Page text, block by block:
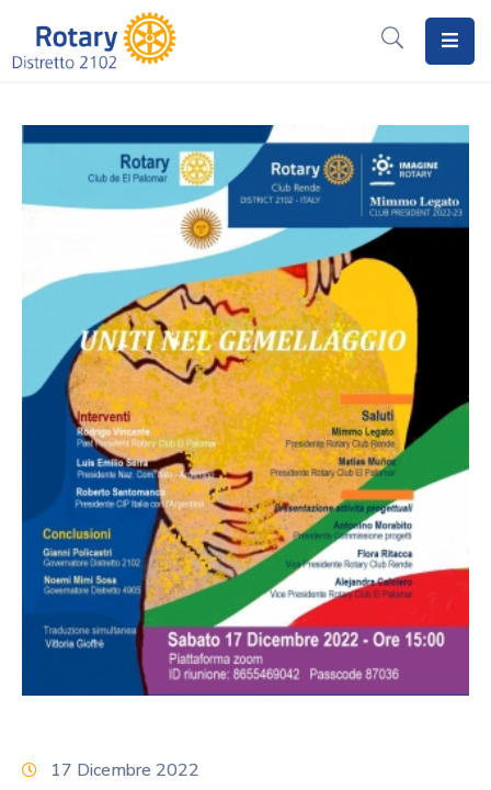
Il
Notizie
Programmi
Calendario
Eventi
Documenti
17 Dicembre 2022